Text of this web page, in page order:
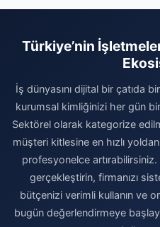
Türkiye’nin
İş dünyasını dijital bir çatıda
kurumsal kimliğinizi her gün
Sektörel olarak kategorize
müşteri kitlesine en hızlı
profesyonelce artırabilirsiniz.
gerçekleştirin, firmanızı
bütçenizi verimli kullanın ve
bugün değerlendirmeye